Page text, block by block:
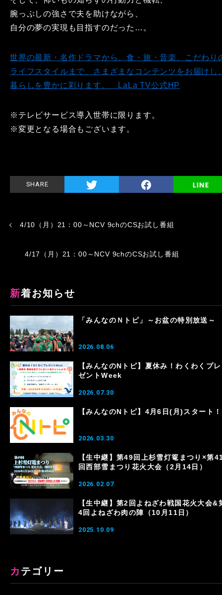
腕っぷしの強さで夫を助けながら、
自分の夢の実現も目指すのだった…。
世界の最新・名作ドラマから、食・旅・音楽、こだわり
ライフスタイルまで、さまざまなコンテンツをお届けし
暮らしを豊かに彩ります。 LaLa TV公式HP
※テレビサービス導入世帯に限ります。
※変更となる場合もございます。
SHARE
4/10（月）21：00～NCV 9chのCSお試し番組
4/17（月）21：00～NCV 9chのCSお試し番組
新着お知らせ
「みんなのＮトピ」～お盆の特別放送～
2026.08.06
【みんなのNトピ】夏休み！わくわくプレ
ゼントWeek
2026.07.30
【みんなのNトピ】4月6日(月)スタート！
2026.03.30
【生中継】第49回上杉雪灯篭まつり×第
回西部雪まつり花火大会（2月14日）
2026.02.07
【生中継】第2回よねざわ戦国花火大会&
4回よねざわ肉の陣（10月11日）
2025.10.09
カテゴリー